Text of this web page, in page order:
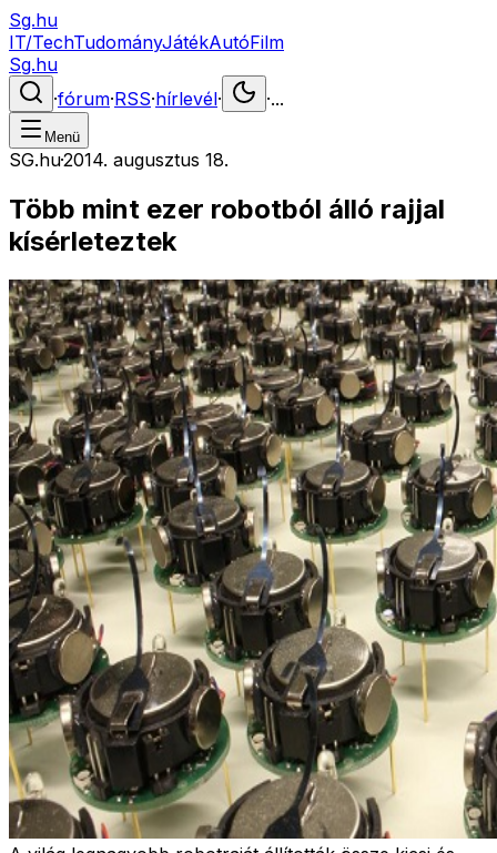
Sg.hu
IT/TechTudományJátékAutóFilm
Sg.hu
·fórum·RSS·hírlevél· ·...
Menü
SG.hu·2014. augusztus 18.
Több mint ezer robotból álló rajjal
kísérleteztek